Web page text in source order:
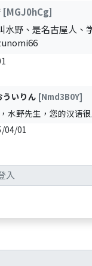
[MGJ0hCg]
水野、是名古屋人、
ういりん [Nmd3B0Y]
水野先生，您的汉语很
04/01